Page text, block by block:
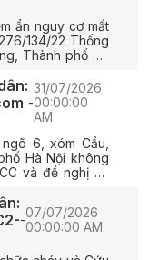
ẩn nguy cơ mất
134/22 Thống
Thành phố Hồ
-
31/07/2026
00:00:00
AM
6, xóm Cầu,
Hà Nội không
và đề nghị cơ
luật về PCCC.
-07/07/2026
00:00:00 AM